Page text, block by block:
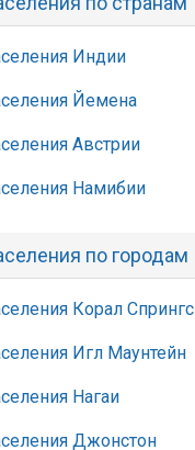
Индии
Йемена
Австрии
Намибии
по городам
Корал Спрингс
Игл Маунтейн
Нагаи
Джонстон